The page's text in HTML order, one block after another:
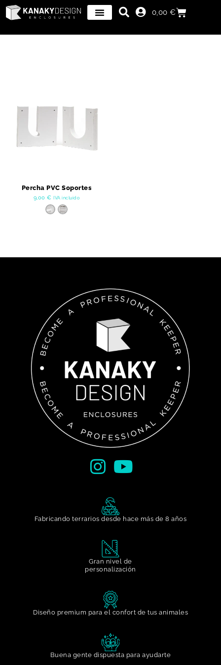
0,00€
Percha PVC Soportes
9,00€ IVA incluido
Fabricando terrarios desde hace más de 8 años
Gran nivel de
personalización​
Diseño premium para el confort de tus animales
Buena gente dispuesta para ayudarte​